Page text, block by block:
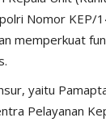
Nomor
memperkuat
yaitu
Pelayanan